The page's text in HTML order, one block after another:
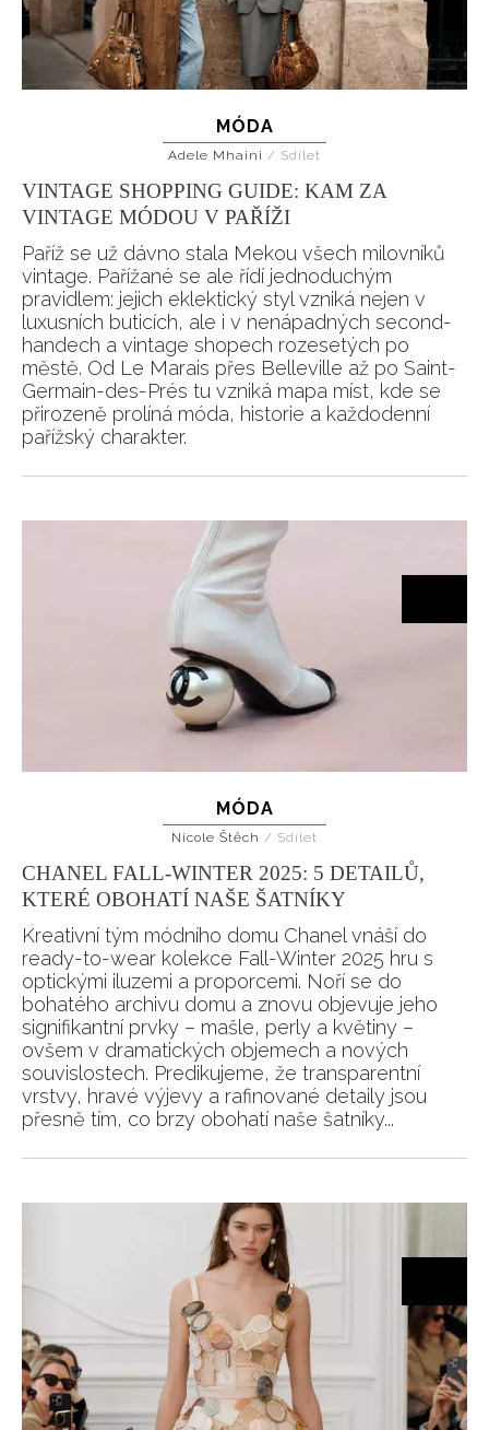
MÓDA
Adele Mhaini / Sdílet
VINTAGE SHOPPING GUIDE: KAM ZA
VINTAGE MÓDOU V PAŘÍŽI
Paříž se už dávno stala Mekou všech milovníků
vintage. Pařížané se ale řídí jednoduchým
pravidlem: jejich eklektický styl vzniká nejen v
luxusních buticích, ale i v nenápadných second-
handech a vintage shopech rozesetých po
městě. Od Le Marais přes Belleville až po Saint-
Germain-des-Prés tu vzniká mapa míst, kde se
přirozeně prolíná móda, historie a každodenní
pařížský charakter.
MÓDA
Nicole Štěch / Sdílet
CHANEL FALL-WINTER 2025: 5 DETAILŮ,
KTERÉ OBOHATÍ NAŠE ŠATNÍKY
Kreativní tým módního domu Chanel vnáší do
ready-to-wear kolekce Fall-Winter 2025 hru s
optickými iluzemi a proporcemi. Noří se do
bohatého archivu domu a znovu objevuje jeho
signifikantní prvky – mašle, perly a květiny –
ovšem v dramatických objemech a nových
souvislostech. Predikujeme, že transparentní
vrstvy, hravé výjevy a rafinované detaily jsou
přesně tím, co brzy obohatí naše šatníky...